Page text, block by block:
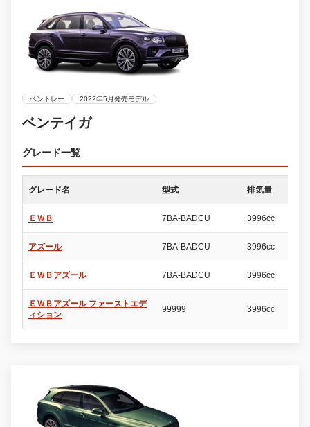
ベントレー 2022年5月発売モデル
ベンテイガ
グレード一覧
グレード名 型式 排気量
ＥＷＢ 7BA-BADCU 3996cc
アズール 7BA-BADCU 3996cc
ＥＷＢアズール 7BA-BADCU 3996cc
ＥＷＢアズール ファーストエデ
ィション
99999 3996cc